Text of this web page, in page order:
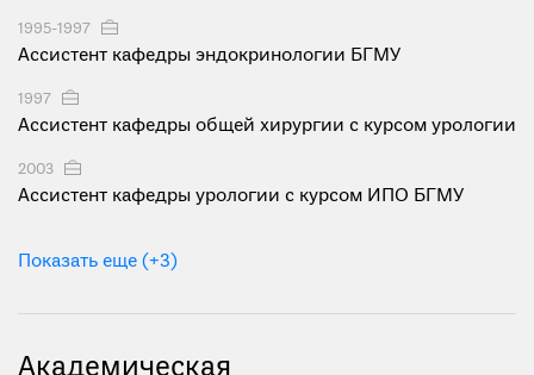
1995-1997
Ассистент кафедры эндокринологии БГМУ
1997
Ассистент кафедры общей хирургии с курсом урологии
2003
Ассистент кафедры урологии с курсом ИПО БГМУ
Показать еще (+3)